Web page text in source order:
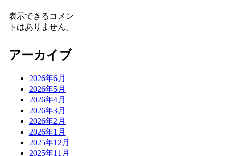
表示できるコメン
トはありません。
アーカイブ
2026年6月
2026年5月
2026年4月
2026年3月
2026年2月
2026年1月
2025年12月
2025年11月